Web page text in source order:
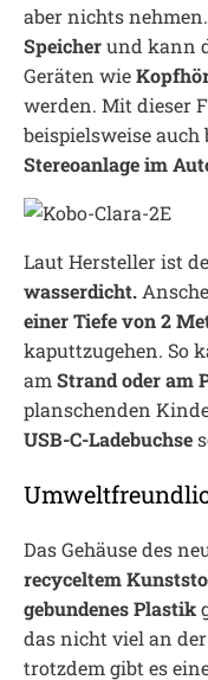
aber nichts
Speicherund kann
Geräten wie
werden. Mit dieser
beispielsweise auch
Stereoanlage im
Laut Hersteller ist
wasserdicht.
einer Tiefe von 2
kaputtzugehen. So
am Strand oder am
planschenden
USB-C-Ladebuchse
Das Gehäuse des
recyceltem
gebundenes Plastik
das nicht viel an
trotzdem gibt es